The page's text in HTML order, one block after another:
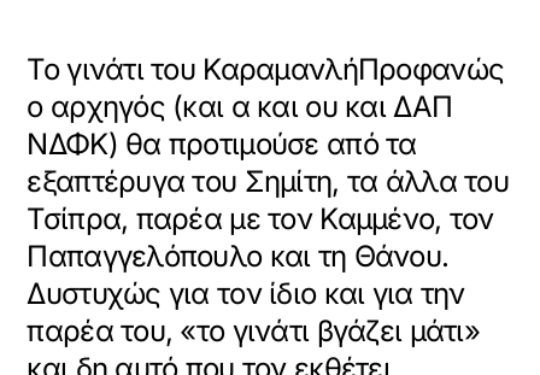
Το γινάτι του ΚαραμανλήΠροφανώς
ο αρχηγός (και α και ου και ΔΑΠ
ΝΔΦΚ) θα προτιμούσε από τα
εξαπτέρυγα του Σημίτη, τα άλλα του
Τσίπρα, παρέα με τον Καμμένο, τον
Παπαγγελόπουλο και τη Θάνου.
Δυστυχώς για τον ίδιο και για την
παρέα του, «το γινάτι βγάζει μάτι»